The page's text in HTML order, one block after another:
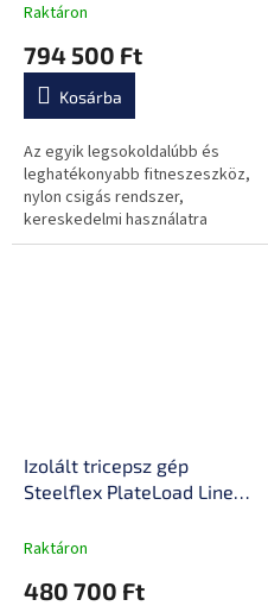
Raktáron
794 500 Ft
Kosárba
Az egyik legsokoldalúbb és
leghatékonyabb fitneszeszköz,
nylon csigás rendszer,
kereskedelmi használatra
alkalmas.
Izolált tricepsz gép
Steelflex PlateLoad Line
Raktáron
480 700 Ft